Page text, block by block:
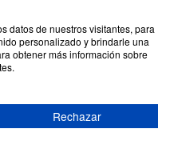
Términos y condiciones
sitio
7 413 696,12 € - RCS Lyon B
84412399792.
4648Z
datos de nuestros visitantes, para
personalizado y brindarle una
obtener más información sobre
Rechazar